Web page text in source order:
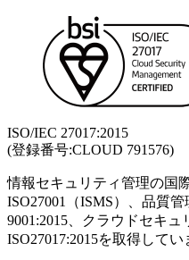
ISO/IEC 27017:2015
(登録番号:CLOUD 791576)
情報セキュリティ管理の国
ISO27001（ISMS）、品質
9001:2015、クラウドセキ
ISO27017:2015を取得してい